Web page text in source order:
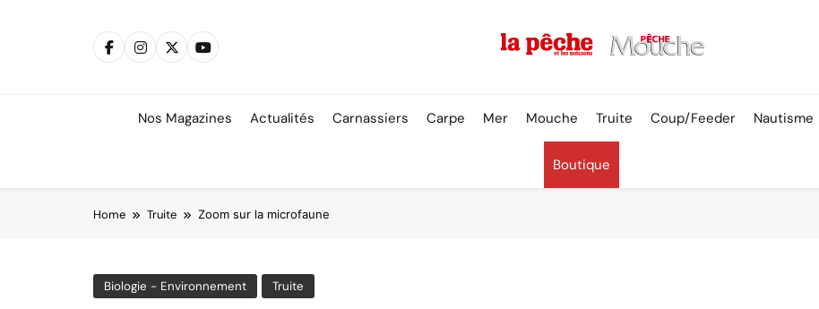
Nos Magazines Actualités Carnassiers Carpe Mer Mouche Truite Coup/Feeder Nautisme
Boutique
Home Truite Zoom sur la microfaune
Biologie - Environnement Truite